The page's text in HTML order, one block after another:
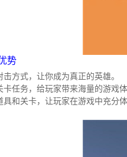
势
方式，让你成为真正的英雄。
任务，给玩家带来海量的游戏体
和关卡，让玩家在游戏中充分